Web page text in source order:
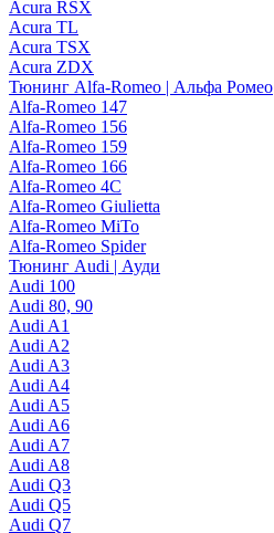
Acura RSX
Acura TL
Acura TSX
Acura ZDX
Тюнинг Alfa-Romeo | Альфа Ромео
Alfa-Romeo 147
Alfa-Romeo 156
Alfa-Romeo 159
Alfa-Romeo 166
Alfa-Romeo 4C
Alfa-Romeo Giulietta
Alfa-Romeo MiTo
Alfa-Romeo Spider
Тюнинг Audi | Ауди
Audi 100
Audi 80, 90
Audi A1
Audi A2
Audi A3
Audi A4
Audi A5
Audi A6
Audi A7
Audi A8
Audi Q3
Audi Q5
Audi Q7